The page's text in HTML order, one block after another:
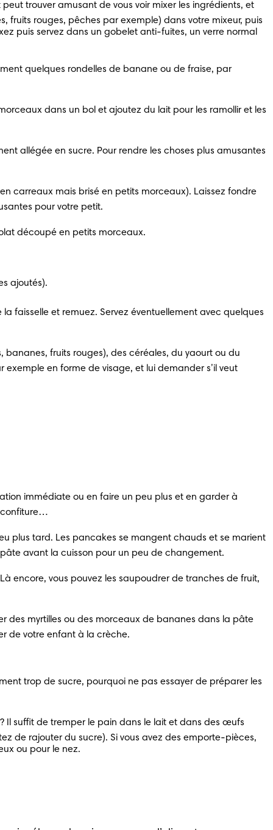
trouver amusant de vous voir mixer les ingrédients, et
fruits rouges, pêches par exemple) dans votre mixeur, puis
puis servez dans un gobelet anti-fuites, un verre normal
quelques rondelles de banane ou de fraise, par
dans un bol et ajoutez du lait pour les ramollir et les
allégée en sucre. Pour rendre les choses plus amusantes
carreaux mais brisé en petits morceaux). Laissez fondre
pour votre petit.
découpé en petits morceaux.
ajoutés).
faisselle et remuez. Servez éventuellement avec quelques
fruits rouges), des céréales, du yaourt ou du
en forme de visage, et lui demander s’il veut
immédiate ou en faire un peu plus et en garder à
confiture…
plus tard. Les pancakes se mangent chauds et se marient
avant la cuisson pour un peu de changement.
encore, vous pouvez les saupoudrer de tranches de fruit,
des myrtilles ou des morceaux de bananes dans la pâte
de votre enfant à la crèche.
trop de sucre, pourquoi ne pas essayer de préparer les
Il suffit de tremper le pain dans le lait et dans des œufs
de rajouter du sucre). Si vous avez des emporte-pièces,
ou pour le nez.